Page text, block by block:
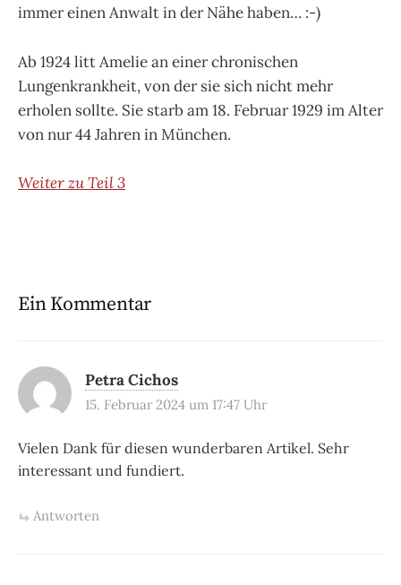
immer einen Anwalt in der Nähe haben… :-)
Ab 1924 litt Amelie an einer chronischen
Lungenkrankheit, von der sie sich nicht mehr
erholen sollte. Sie starb am 18. Februar 1929 im Alter
von nur 44 Jahren in München.
Weiter zu Teil 3
Ein Kommentar
Petra Cichos
15. Februar 2024 um 17:47 Uhr
Vielen Dank für diesen wunderbaren Artikel. Sehr
interessant und fundiert.
Antworten